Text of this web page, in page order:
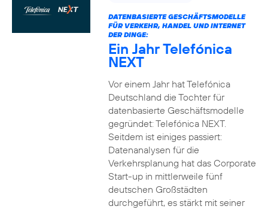
DATENBASIERTE GESCHÄFTSMODELLE
FÜR VERKEHR, HANDEL UND INTERNET
DER DINGE:
Ein Jahr Telefónica
NEXT
Vor einem Jahr hat Telefónica
Deutschland die Tochter für
datenbasierte Geschäftsmodelle
gegründet: Telefónica NEXT.
Seitdem ist einiges passiert:
Datenanalysen für die
Verkehrsplanung hat das Corporate
Start-up in mittlerweile fünf
deutschen Großstädten
durchgeführt, es stärkt mit seiner